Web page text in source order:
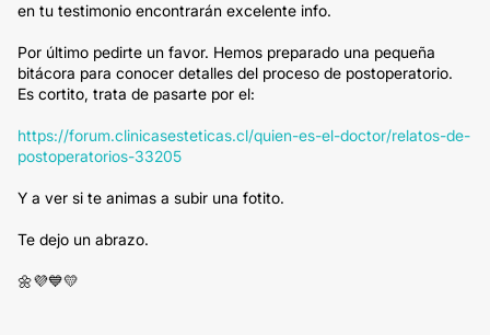
en tu testimonio encontrarán excelente info.
Por último pedirte un favor. Hemos preparado una pequeña
bitácora para conocer detalles del proceso de postoperatorio.
Es cortito, trata de pasarte por el:
https://forum.clinicasesteticas.cl/quien-es-el-doctor/relatos-de-
postoperatorios-33205
Y a ver si te animas a subir una fotito.
Te dejo un abrazo.
🌼💜💙💛